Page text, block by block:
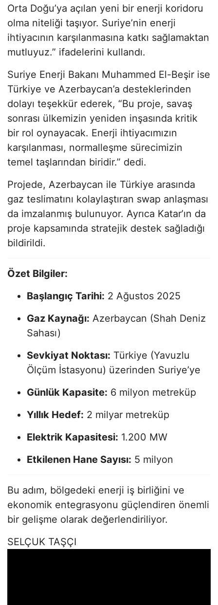
Orta Doğu’ya açılan yeni bir enerji koridoru
olma niteliği taşıyor. Suriye’nin enerji
ihtiyacının karşılanmasına katkı sağlamaktan
mutluyuz.” ifadelerini kullandı.
Suriye Enerji Bakanı Muhammed El-Beşir ise
Türkiye ve Azerbaycan’a desteklerinden
dolayı teşekkür ederek, “Bu proje, savaş
sonrası ülkemizin yeniden inşasında kritik
bir rol oynayacak. Enerji ihtiyacımızın
karşılanması, normalleşme sürecimizin
temel taşlarından biridir.” dedi.
Projede, Azerbaycan ile Türkiye arasında
gaz teslimatını kolaylaştıran swap anlaşması
da imzalanmış bulunuyor. Ayrıca Katar’ın da
proje kapsamında stratejik destek sağladığı
bildirildi.
Özet Bilgiler:
Başlangıç Tarihi: 2 Ağustos 2025
Gaz Kaynağı: Azerbaycan (Shah Deniz
Sahası)
Sevkiyat Noktası: Türkiye (Yavuzlu
Ölçüm İstasyonu) üzerinden Suriye’ye
Günlük Kapasite: 6 milyon metreküp
Yıllık Hedef: 2 milyar metreküp
Elektrik Kapasitesi: 1.200 MW
Etkilenen Hane Sayısı: 5 milyon
Bu adım, bölgedeki enerji iş birliğini ve
ekonomik entegrasyonu güçlendiren önemli
bir gelişme olarak değerlendiriliyor.
SELÇUK TAŞÇI